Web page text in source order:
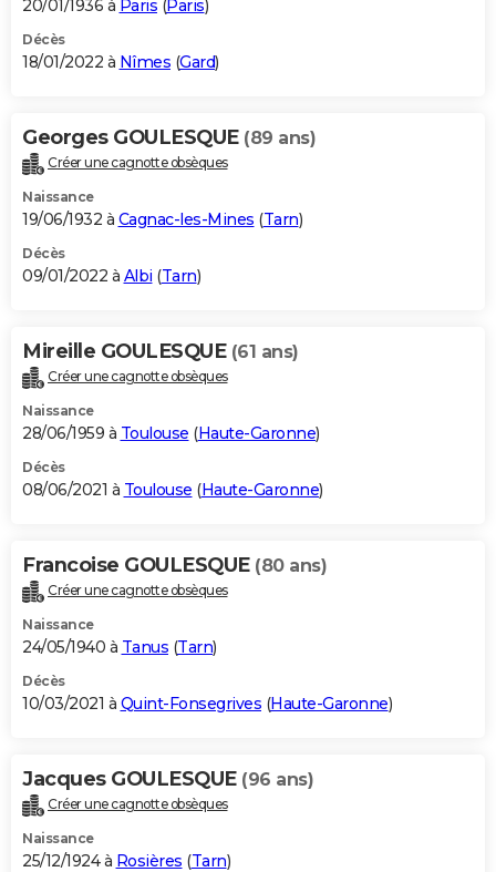
20/01/1936 à Paris (Paris)
Décès
18/01/2022 à Nîmes (Gard)
Georges GOULESQUE (89 ans)
Créer une cagnotte obsèques
Naissance
19/06/1932 à Cagnac-les-Mines (Tarn)
Décès
09/01/2022 à Albi (Tarn)
Mireille GOULESQUE (61 ans)
Créer une cagnotte obsèques
Naissance
28/06/1959 à Toulouse (Haute-Garonne)
Décès
08/06/2021 à Toulouse (Haute-Garonne)
Francoise GOULESQUE (80 ans)
Créer une cagnotte obsèques
Naissance
24/05/1940 à Tanus (Tarn)
Décès
10/03/2021 à Quint-Fonsegrives (Haute-Garonne)
Jacques GOULESQUE (96 ans)
Créer une cagnotte obsèques
Naissance
25/12/1924 à Rosières (Tarn)